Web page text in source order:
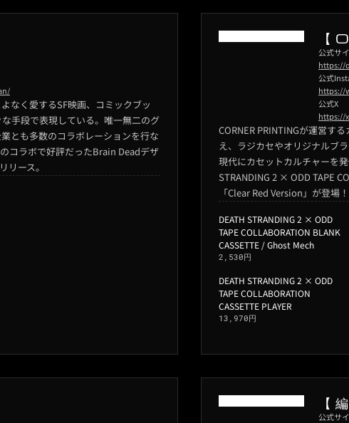
なく愛するSF映画、コミックブッ
手段で表現している。唯一無二のグ
とも多数のコラボレーションを行な
コラボで好評だったBrain Deadデザ
リース。
【
公式サ
https://
公式
https://
公式X
https://
CORNER PRINTINGが運営す
え、ラジカセやオリジナルブ
現代にカセットカルチャーを
STRANDING 2 × ODD TAPE
「Clear Red Version」が登場！
DEATH STRANDING 2 × ODD
TAPE COLLABORATION BLANK
CASSETTE / Ghost Mech
2,530円
DEATH STRANDING 2 × ODD
TAPE COLLABORATION
CASSETTE PLAYER
13,970円
【
公式サ